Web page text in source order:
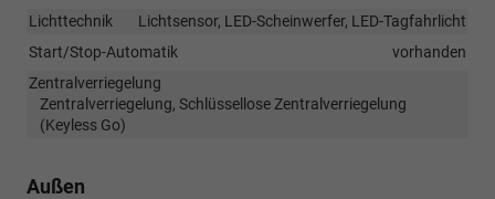
Lichttechnik
Lichtsensor, LED-Scheinwerfer, LED-Tagfahrlicht
Start/Stop-Automatik
vorhanden
Zentralverriegelung
Zentralverriegelung, Schlüssellose Zentralverriegelung
(Keyless Go)
Außen